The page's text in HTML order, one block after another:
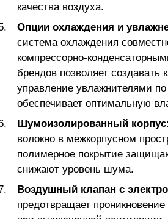
качества воздуха.
Опции охлаждения и
система охлаждения
компрессорно-
брендов позволяет создавать
управление увлажнителями
обеспечивает оптимальную
Шумоизолированный корпус:
волокно в межкорпусном
полимерное покрытие
снижают уровень шума.
Воздушный клапан с
предотвращает